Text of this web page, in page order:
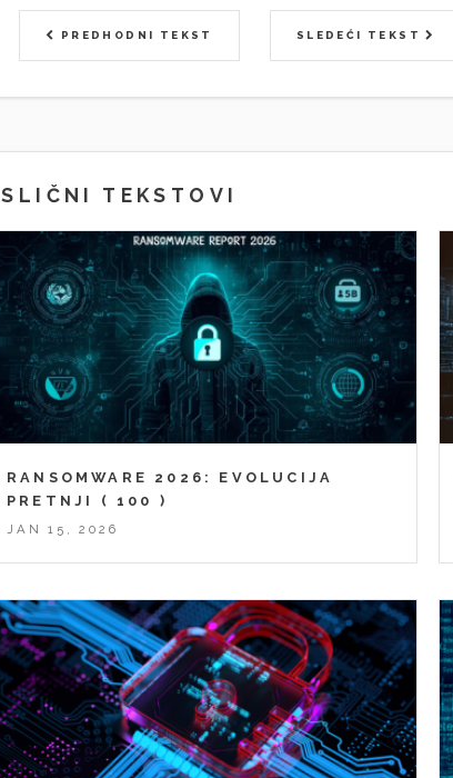
PREDHODNI TEKST SLEDEĆI TEKST
SLIČNI TEKSTOVI
RANSOMWARE 2026: EVOLUCIJA
PRETNJI
( 100 )
JAN 15, 2026